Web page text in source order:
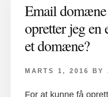
Email
opretter jeg en
et domæne?
MARTS 1, 2016 BY
For at kunne få